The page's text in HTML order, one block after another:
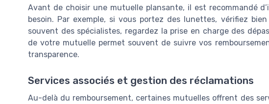
Avant de choisir une mutuelle plansante, il est recommandé
besoin. Par exemple, si vous portez des lunettes, vérifiez
souvent des spécialistes, regardez la prise en charge des
de votre mutuelle permet souvent de suivre vos
transparence.
Services associés et gestion des réclamations
Au-delà du remboursement, certaines mutuelles offrent des